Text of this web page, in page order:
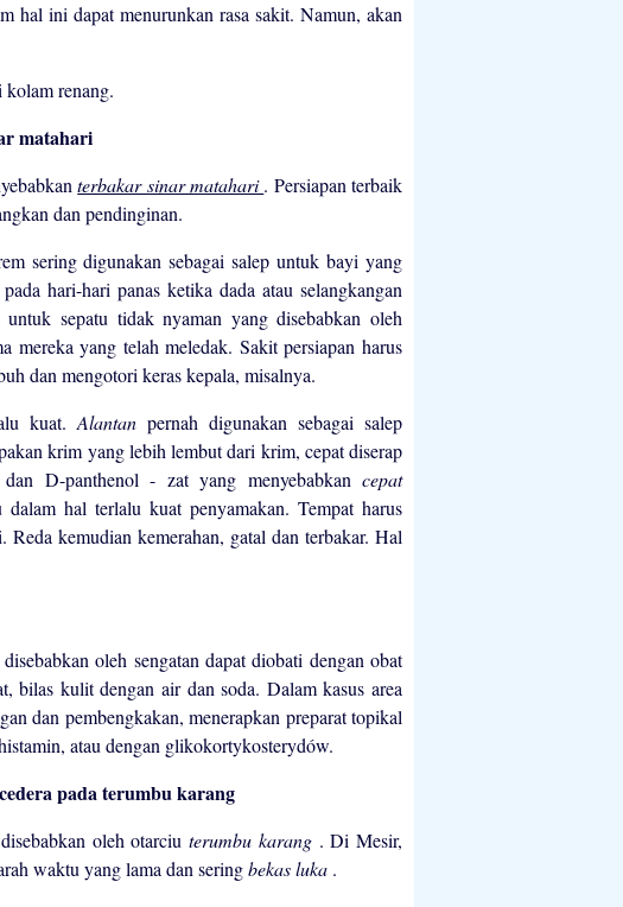
hal ini dapat menurunkan rasa sakit. Namun, akan
renang.
matahari
terbakar sinar matahari. Persiapan terbaik
dan pendinginan.
sering digunakan sebagai salep untuk bayi yang
hari-hari panas ketika dada atau selangkangan
sepatu tidak nyaman yang disebabkan oleh
mereka yang telah meledak. Sakit persiapan harus
dan mengotori keras kepala, misalnya.
kuat.Alantan pernah digunakan sebagai salep
krim yang lebih lembut dari krim, cepat diserap
D-panthenol - zat yang menyebabkan cepat
dalam hal terlalu kuat penyamakan. Tempat harus
kemudian kemerahan, gatal dan terbakar. Hal
oleh sengatan dapat diobati dengan obat
bilas kulit dengan air dan soda. Dalam kasus area
dan pembengkakan, menerapkan preparat topikal
atau dengan glikokortykosterydów.
pada terumbu karang
oleh otarciuterumbu karang . Di Mesir,
waktu yang lama dan seringbekas luka .